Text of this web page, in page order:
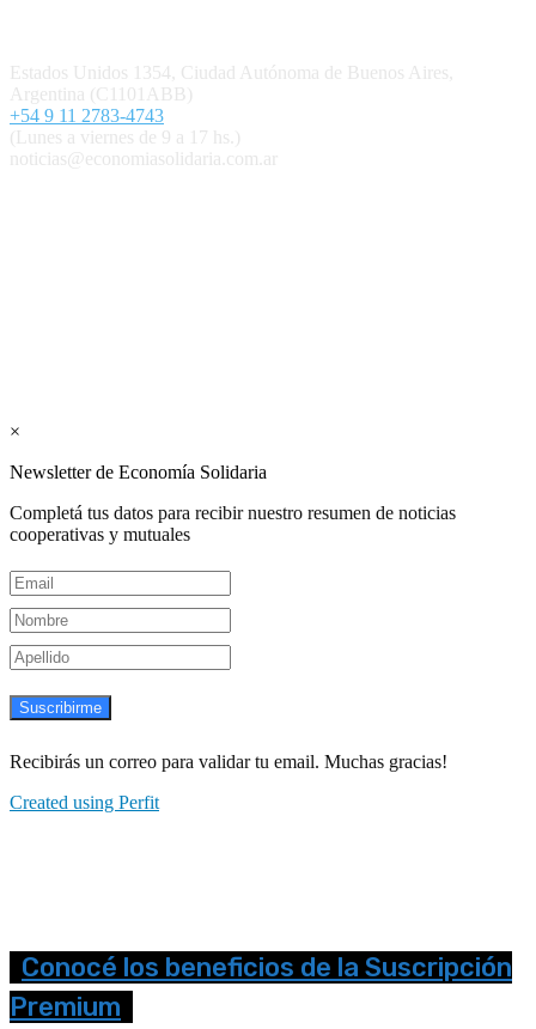
Estados Unidos 1354, Ciudad Autónoma de Buenos Aires,
Argentina (C1101ABB)
+54 9 11 2783-4743
(Lunes a viernes de 9 a 17 hs.)
noticias@economiasolidaria.com.ar
×
Newsletter de Economía Solidaria
Completá tus datos para recibir nuestro resumen de noticias
cooperativas y mutuales
Suscribirme
Recibirás un correo para validar tu email. Muchas gracias!
Created using Perfit
Conocé los beneficios de la Suscripción
Premium